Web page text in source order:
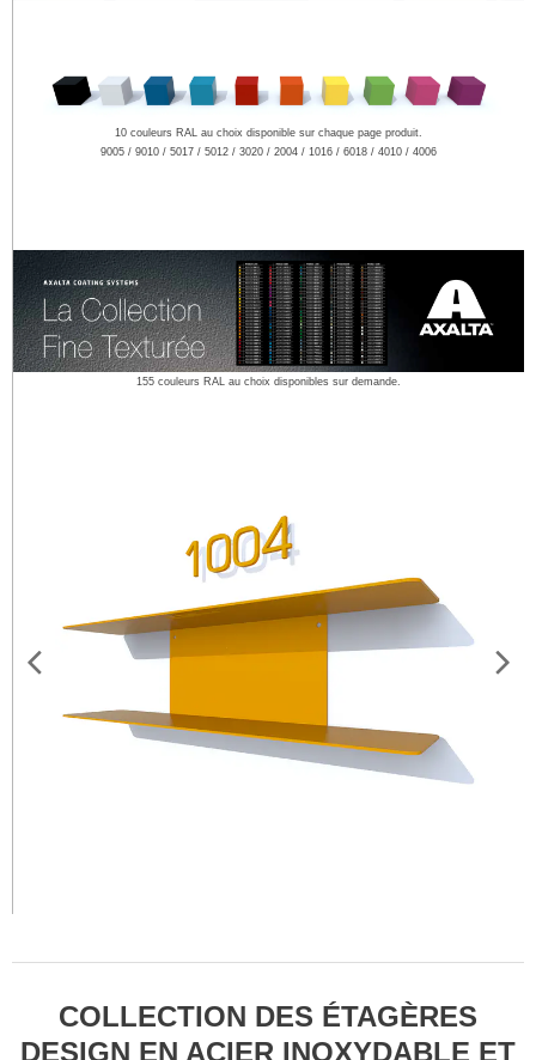
10 couleurs RAL au choix disponible sur chaque page produit.
9005 / 9010 / 5017 / 5012 / 3020 / 2004 / 1016 / 6018 / 4010 / 4006
155 couleurs RAL au choix disponibles sur demande.
COLLECTION DES ÉTAGÈRES
DESIGN EN ACIER INOXYDABLE ET
LIVRES